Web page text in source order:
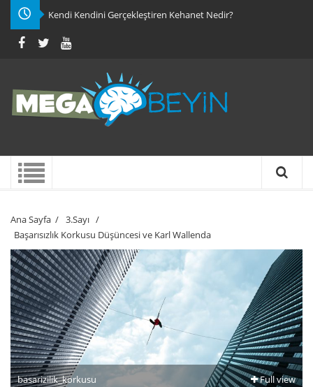
Kendi Kendini Gerçekleştiren Kehanet Nedir?
Ana Sayfa / 3.Sayı /
Başarısızlık Korkusu Düşüncesi ve Karl Wallenda
basarizilik_korkusu Full view